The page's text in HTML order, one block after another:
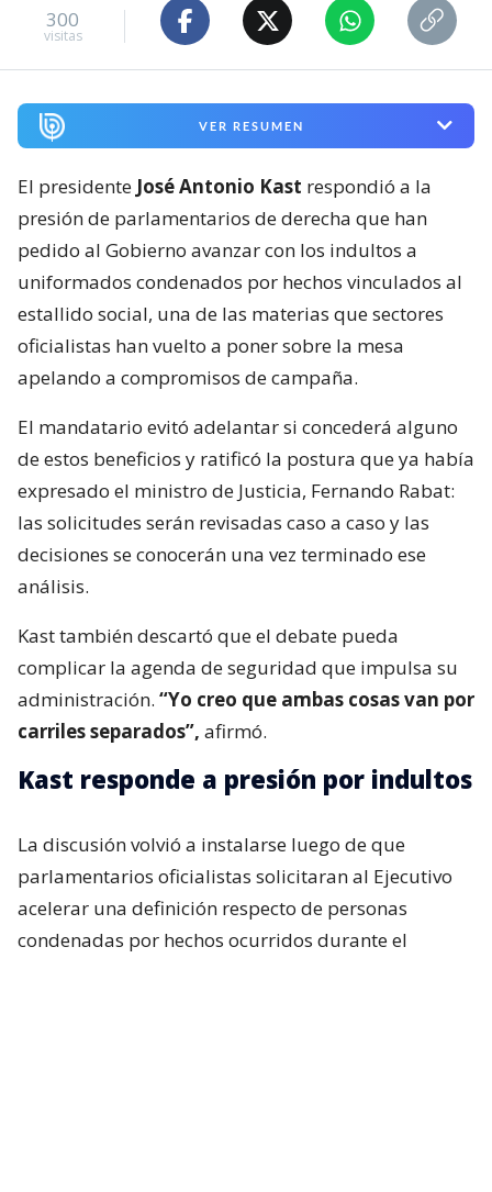
300
visitas
VER RESUMEN
El presidente José Antonio Kast respondió a la
presión de parlamentarios de derecha que han
pedido al Gobierno avanzar con los indultos a
uniformados condenados por hechos vinculados al
estallido social, una de las materias que sectores
oficialistas han vuelto a poner sobre la mesa
apelando a compromisos de campaña.
El mandatario evitó adelantar si concederá alguno
de estos beneficios y ratificó la postura que ya había
expresado el ministro de Justicia, Fernando Rabat:
las solicitudes serán revisadas caso a caso y las
decisiones se conocerán una vez terminado ese
análisis.
Kast también descartó que el debate pueda
complicar la agenda de seguridad que impulsa su
administración. “Yo creo que ambas cosas van por
carriles separados”, afirmó.
Kast responde a presión por indultos
La discusión volvió a instalarse luego de que
parlamentarios oficialistas solicitaran al Ejecutivo
acelerar una definición respecto de personas
condenadas por hechos ocurridos durante el